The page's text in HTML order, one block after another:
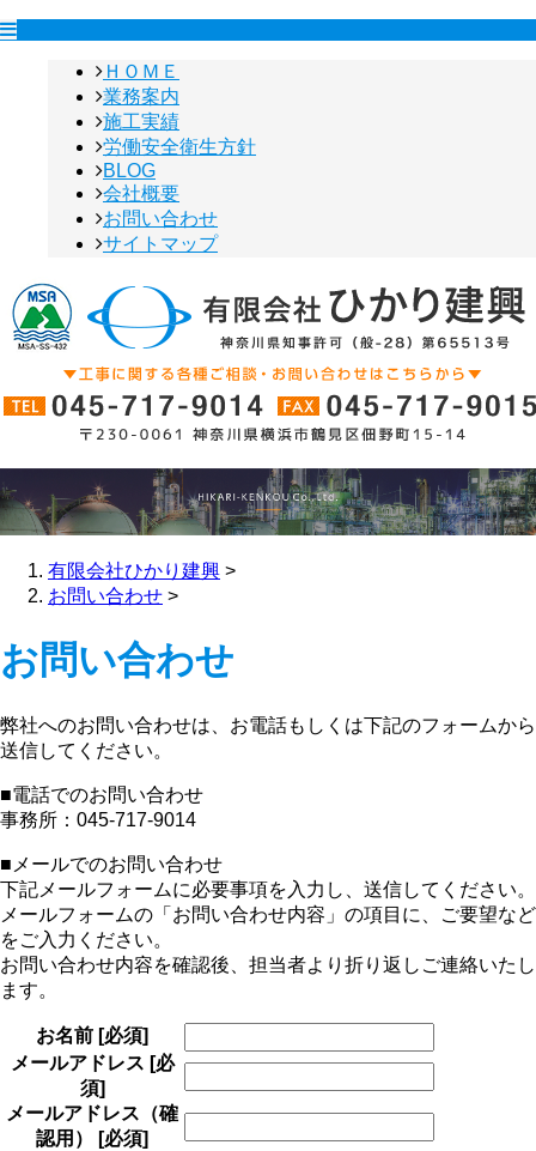
ＨＯＭＥ
業務案内
施工実績
労働安全衛生方針
BLOG
会社概要
お問い合わせ
サイトマップ
有限会社ひかり建興 >
お問い合わせ >
お問い合わせ
弊社へのお問い合わせは、お電話もしくは下記のフォームから
送信してください。
■電話でのお問い合わせ
事務所：045-717-9014
■メールでのお問い合わせ
下記メールフォームに必要事項を入力し、送信してください。
メールフォームの「お問い合わせ内容」の項目に、ご要望など
をご入力ください。
お問い合わせ内容を確認後、担当者より折り返しご連絡いたし
ます。
お名前 [必須]
メールアドレス [必
須]
メールアドレス（確
認用）
[必須]